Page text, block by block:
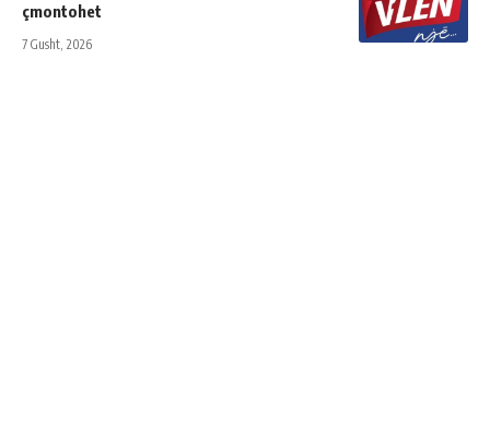
çmontohet
7 Gusht, 2026